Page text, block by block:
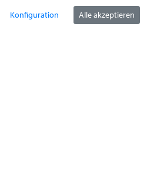
StädteRegion Aachen
Konfiguration Alle akzeptieren